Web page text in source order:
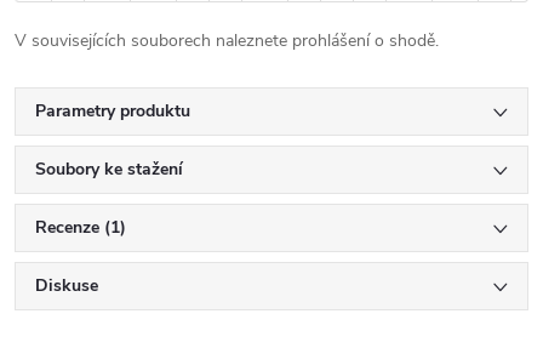
V souvisejících souborech naleznete prohlášení o shodě.
Parametry produktu
Soubory ke stažení
Recenze (1)
Diskuse